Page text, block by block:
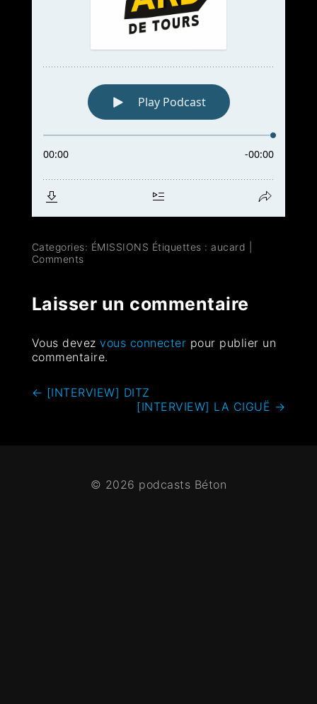
Categories: ÉMISSIONS Étiquettes : aucard
Comments
Laisser un commentaire
Vous devezvous connecter pour publier un
commentaire.
← [INTERVIEW] DITZ
[INTERVIEW] LA CIGUË →
© 2026 podcasts Béton